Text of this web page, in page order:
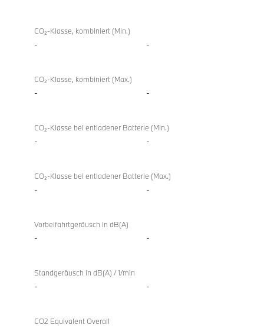
CO₂-Klasse, kombiniert (Min.)
- -
CO₂-Klasse, kombiniert (Max.)
- -
CO₂-Klasse bei entladener Batterie (Min.)
- -
CO₂-Klasse bei entladener Batterie (Max.)
- -
Vorbeifahrtgeräusch in dB(A)
- -
Standgeräusch in dB(A) / 1/min
- -
CO2 Equivalent Overall